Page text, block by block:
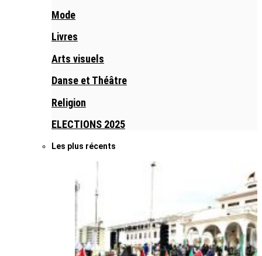
Mode
Livres
Arts visuels
Danse et Théâtre
Religion
ELECTIONS 2025
Les plus récents